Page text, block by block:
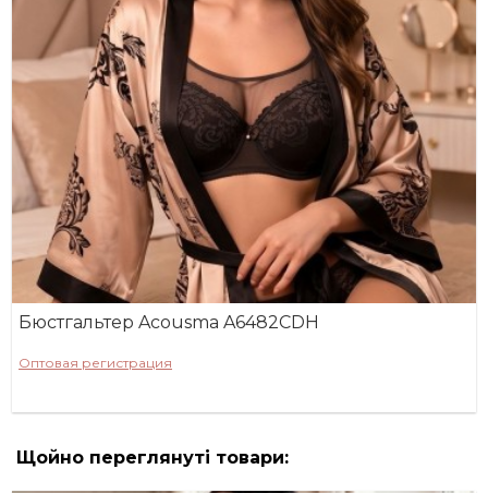
Бюстгальтер Acousma A6482CDH
Оптовая регистрация
Щойно переглянуті товари: